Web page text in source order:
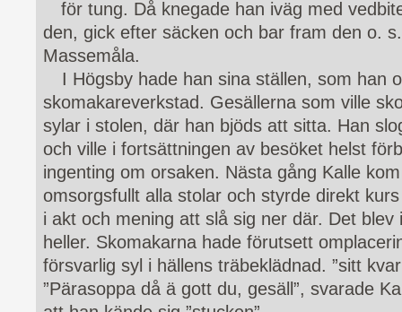
för tung. Då knegade han iväg med
den, gick efter säcken och bar fram den o.
Massemåla.
I Högsby hade han sina ställen, som han
skomakareverkstad. Gesällerna som ville
sylar i stolen, där han bjöds att sitta. Han
och ville i fortsättningen av besöket helst
ingenting om orsaken. Nästa gång Kalle
omsorgsfullt alla stolar och styrde direkt
i akt och mening att slå sig ner där. Det blev
heller. Skomakarna hade förutsett
försvarlig syl i hällens träbeklädnad. ”sitt
”Pärasoppa då ä gott du, gesäll”, svarade